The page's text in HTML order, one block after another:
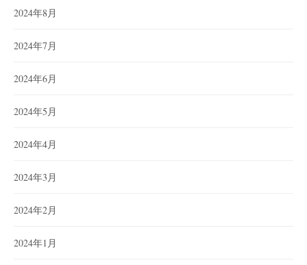
2024年8月
2024年7月
2024年6月
2024年5月
2024年4月
2024年3月
2024年2月
2024年1月